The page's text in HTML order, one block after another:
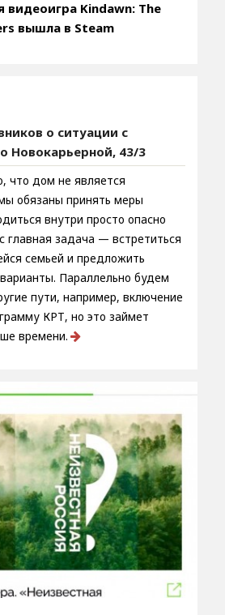
видеоигра Kindawn: The
вышла в Steam
о ситуации с
Новокарьерной, 43/3
что дом не является
обязаны принять меры
внутри просто опасно
главная задача — встретиться
семьей и предложить
Параллельно будем
пути, например, включение
КРТ, но это займет
времени.